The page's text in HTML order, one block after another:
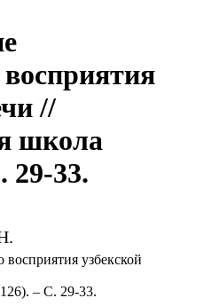
//
школа
29-33.
восприятия узбекской
– С. 29-33.